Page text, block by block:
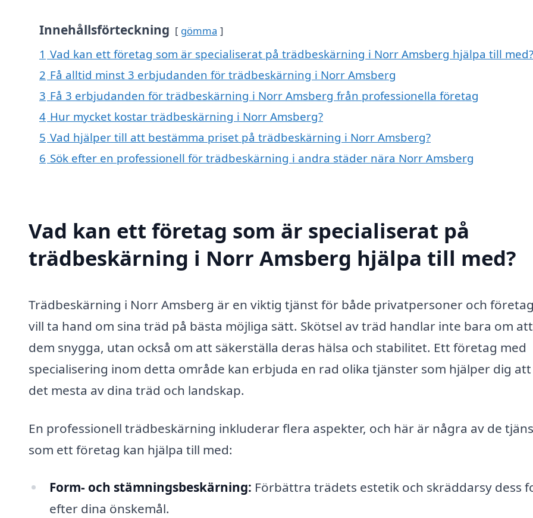
Innehållsförteckning gömma
1 Vad kan ett företag som är specialiserat på trädbeskärning i Norr Amsberg hjälpa till med?
2 Få alltid minst 3 erbjudanden för trädbeskärning i Norr Amsberg
3 Få 3 erbjudanden för trädbeskärning i Norr Amsberg från professionella företag
4 Hur mycket kostar trädbeskärning i Norr Amsberg?
5 Vad hjälper till att bestämma priset på trädbeskärning i Norr Amsberg?
6 Sök efter en professionell för trädbeskärning i andra städer nära Norr Amsberg
Vad kan ett företag som är specialiserat på
trädbeskärning i Norr Amsberg hjälpa till med?
Trädbeskärning i Norr Amsberg är en viktig tjänst för både privatpersoner och
vill ta hand om sina träd på bästa möjliga sätt. Skötsel av träd handlar inte bara om
dem snygga, utan också om att säkerställa deras hälsa och stabilitet. Ett företag med
specialisering inom detta område kan erbjuda en rad olika tjänster som hjälper dig
det mesta av dina träd och landskap.
En professionell trädbeskärning inkluderar flera aspekter, och här är några av de
som ett företag kan hjälpa till med:
Form- och stämningsbeskärning: Förbättra trädets estetik och skräddarsy dess
efter dina önskemål.